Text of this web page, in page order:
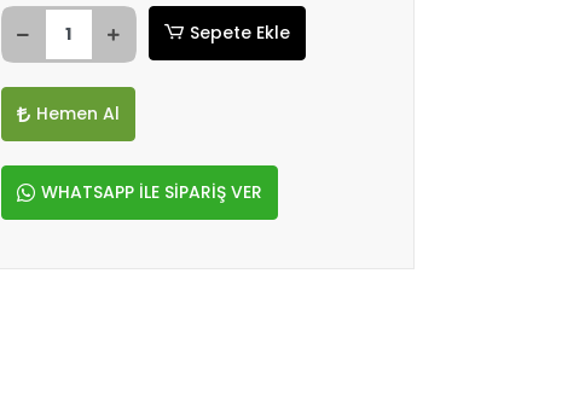
Sepete Ekle
Hemen Al
WHATSAPP İLE SİPARİŞ VER